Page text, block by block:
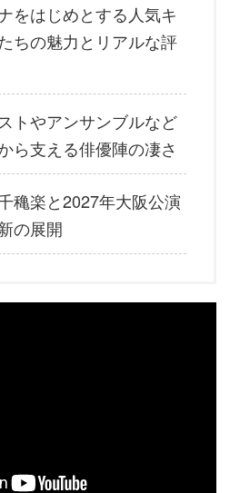
をはじめとする人気キ
ちの魅力とリアルな評
トやアンサンブルなど
ら支える俳優陣の凄さ
穐楽と2027年大阪公演
の展開